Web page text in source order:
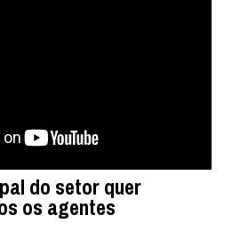
do setor quer
os agentes